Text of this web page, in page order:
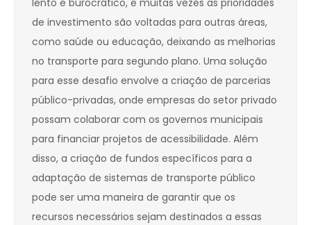
lento e burocrático, e muitas vezes as prioridades
de investimento são voltadas para outras áreas,
como saúde ou educação, deixando as melhorias
no transporte para segundo plano. Uma solução
para esse desafio envolve a criação de parcerias
público-privadas, onde empresas do setor privado
possam colaborar com os governos municipais
para financiar projetos de acessibilidade. Além
disso, a criação de fundos específicos para a
adaptação de sistemas de transporte público
pode ser uma maneira de garantir que os
recursos necessários sejam destinados a essas